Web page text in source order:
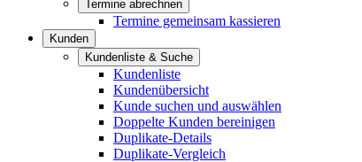
Termine abrechnen
Termine gemeinsam kassieren
Kunden
Kundenliste & Suche
Kundenliste
Kundenübersicht
Kunde suchen und auswählen
Doppelte Kunden bereinigen
Duplikate-Details
Duplikate-Vergleich